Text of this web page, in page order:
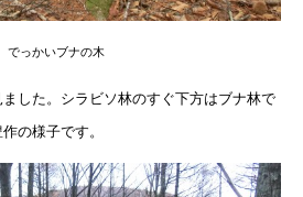
でっかいブナの木
した。シラビソ林のすぐ下方はブナ林で
の様子です。